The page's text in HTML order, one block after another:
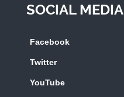
SOCIAL MEDIA
Facebook
Twitter
YouTube